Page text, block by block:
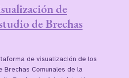
de
de Brechas
de visualización de los
Brechas Comunales de la